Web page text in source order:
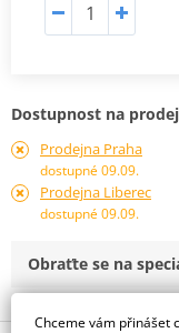
Dostupnost na
Prodejna Praha
dostupné 09.09.
Prodejna Liberec
dostupné 09.09.
Obraťte se na
Chceme vám přinášet